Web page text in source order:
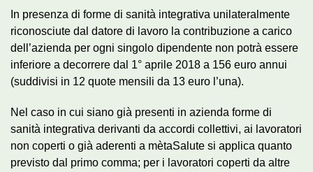
In presenza di forme di sanità integrativa unilateralmente
riconosciute dal datore di lavoro la contribuzione a carico
dell’azienda per ogni singolo dipendente non potrà essere
inferiore a decorrere dal 1° aprile 2018 a 156 euro annui
(suddivisi in 12 quote mensili da 13 euro l’una).
Nel caso in cui siano già presenti in azienda forme di
sanità integrativa derivanti da accordi collettivi, ai lavoratori
non coperti o già aderenti a mètaSalute si applica quanto
previsto dal primo comma; per i lavoratori coperti da altre